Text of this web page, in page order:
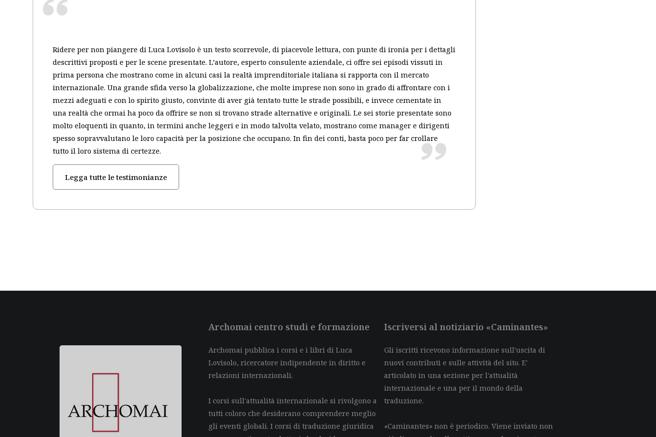
Ridere per non piangere di Luca Lovisolo è un testo scorrevole, di piacevole lettura, con punte di ironia per i dettagli
descrittivi proposti e per le scene presentate. L’autore, esperto consulente aziendale, ci offre sei episodi vissuti in
prima persona che mostrano come in alcuni casi la realtà imprenditoriale italiana si rapporta con il mercato
internazionale. Una grande sfida verso la globalizzazione, che molte imprese non sono in grado di affrontare con i
mezzi adeguati e con lo spirito giusto, convinte di aver già tentato tutte le strade possibili, e invece cementate in
una realtà che ormai ha poco da offrire se non si trovano strade alternative e originali. Le sei storie presentate sono
molto eloquenti in quanto, in termini anche leggeri e in modo talvolta velato, mostrano come manager e dirigenti
spesso sopravvalutano le loro capacità per la posizione che occupano. In fin dei conti, basta poco per far crollare
tutto il loro sistema di certezze.
Legga tutte le testimonianze
Archomai centro studi e formazione
Archomai pubblica i corsi e i libri di Luca
Lovisolo, ricercatore indipendente in diritto e
relazioni internazionali.
I corsi sull'attualità internazionale si rivolgono a
tutti coloro che desiderano comprendere meglio
gli eventi globali. I corsi di traduzione giuridica
Iscriversi al notiziario «Caminantes»
Gli iscritti ricevono informazione sull'uscita di
nuovi contributi e sulle attività del sito. E'
articolato in una sezione per l'attualità
internazionale e una per il mondo della
traduzione.
«Caminantes» non è periodico. Viene inviato non